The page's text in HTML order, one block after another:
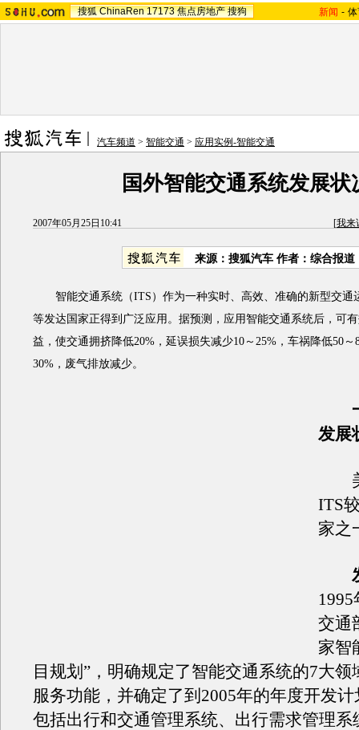
搜狐 ChinaRen 17173 焦点房地产 搜狗 新闻 -
汽车频道 > 智能交通 > 应用实例-智能交通
国外智能交通系统发展状
2007年05月25日10:41 [我来
来源：搜狐汽车 作者：综合报道
智能交通系统（ITS）作为一种实时、高效、准确的新型交通
等发达国家正得到广泛应用。据预测，应用智能交通系统后，可
益，使交通拥挤降低20%，延误损失减少10～25%，车祸降低50
30%，废气排放减少。
一
发展
美
ITS
家之
交通
家智
目规划”，明确规定了智能交通系统的7大领
服务功能，并确定了到2005年的年度开发
包括出行和交通管理系统、出行需求管理系